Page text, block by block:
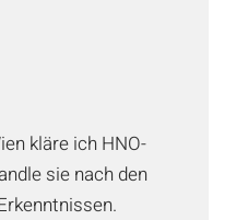
kläre ich HNO-
sie nach den